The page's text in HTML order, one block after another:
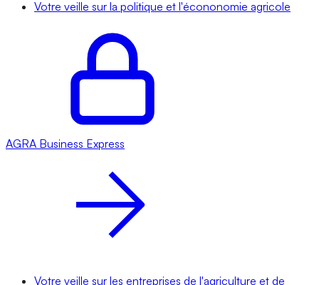
Votre veille sur la politique et l'écononomie agricole
AGRA Business Express
Votre veille sur les entreprises de l'agriculture et de